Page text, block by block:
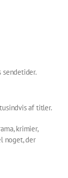
af titler.
krimier,
noget, der